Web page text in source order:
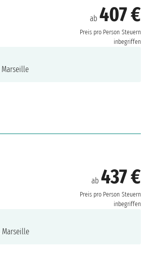
ab 407 €
Preis pro Person Steuern
inbegriffen
Marseille
ab 437 €
Preis pro Person Steuern
inbegriffen
Marseille